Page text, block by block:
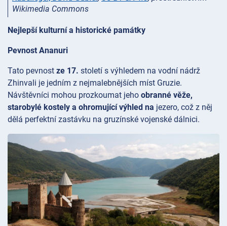
Wikimedia Commons
Nejlepší kulturní a historické památky
Pevnost Ananuri
Tato pevnost ze 17. století s výhledem na vodní nádrž
Zhinvali je jedním z nejmalebnějších míst Gruzie.
Návštěvníci mohou prozkoumat jeho obranné věže,
starobylé kostely a ohromující výhled na jezero, což z něj
dělá perfektní zastávku na gruzínské vojenské dálnici.